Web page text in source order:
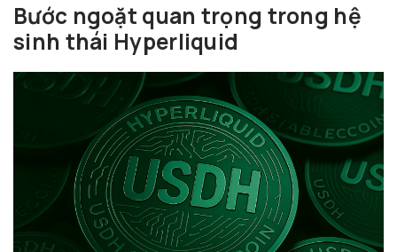
Bước ngoặt quan trọng trong hệ
sinh thái Hyperliquid